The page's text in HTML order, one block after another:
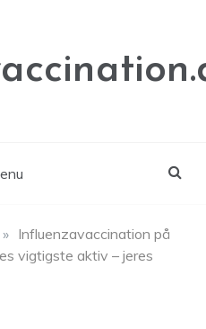
» Influenzavaccination på
vigtigste aktiv – jeres